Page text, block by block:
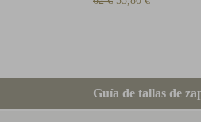
Guía de tallas de